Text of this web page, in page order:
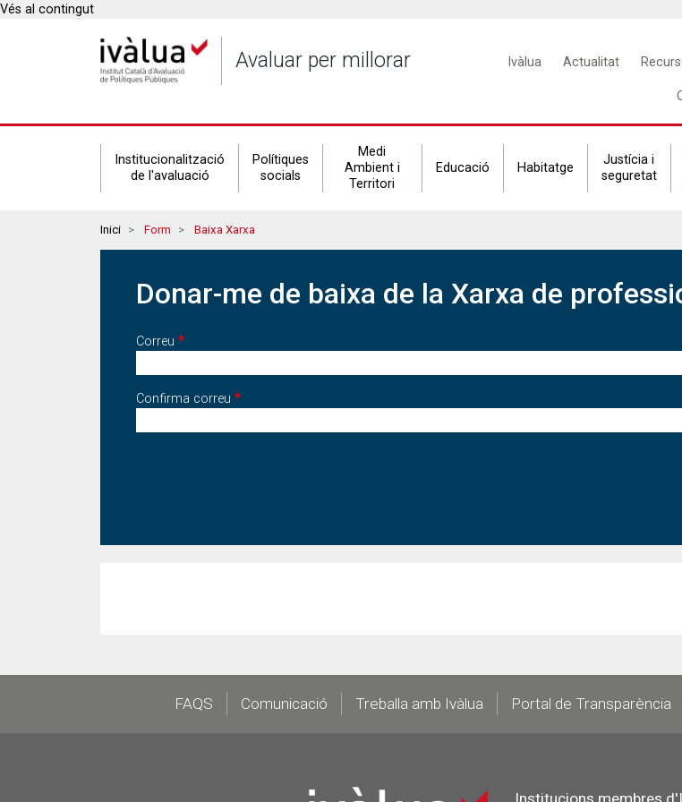
Vés al contingut
Avaluar per millorar
Main
Ivàlua Actualitat
Secondary
navigation
Institucionalització
de l'avaluació
Polítiques
socials
Medi
Ambient i
Territori
Educació Habitatge
Justícia i
seguretat
Breadcrumbs
Inici Form Baixa Xarxa
Donar-me de baixa de la Xarxa de
Correu
Correu
Confirma correu
FooterFAQS Comunicació Treballa amb Ivàlua Portal de Transparència